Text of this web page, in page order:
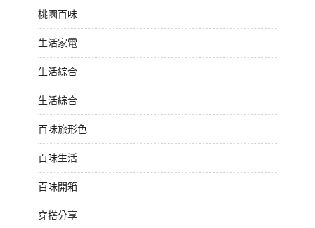
桃園百味
生活家電
生活綜合
生活綜合
百味旅形色
百味生活
百味開箱
穿搭分享